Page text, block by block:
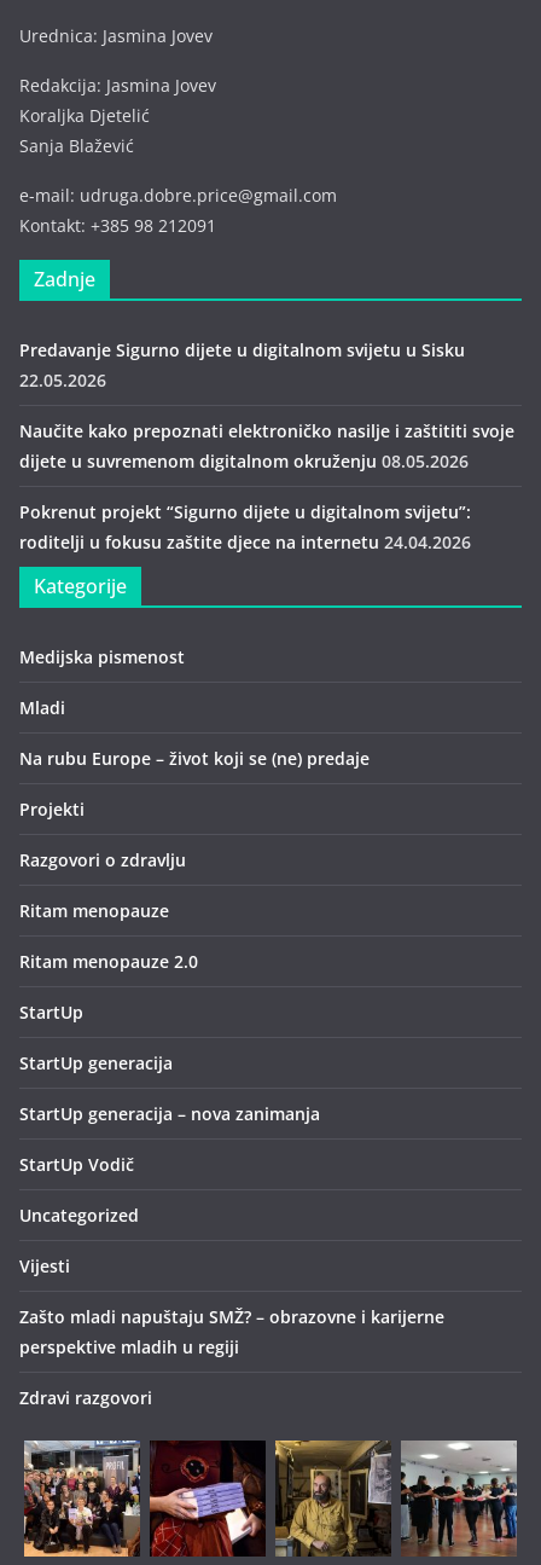
Urednica: Jasmina Jovev
Redakcija: Jasmina Jovev
Koraljka Djetelić
Sanja Blažević
e-mail: udruga.dobre.price@gmail.com
Kontakt: +385 98 212091
Zadnje
Predavanje Sigurno dijete u digitalnom svijetu u Sisku
22.05.2026
Naučite kako prepoznati elektroničko nasilje i zaštititi svoje
dijete u suvremenom digitalnom okruženju 08.05.2026
Pokrenut projekt “Sigurno dijete u digitalnom svijetu”:
roditelji u fokusu zaštite djece na internetu 24.04.2026
Kategorije
Medijska pismenost
Mladi
Na rubu Europe – život koji se (ne) predaje
Projekti
Razgovori o zdravlju
Ritam menopauze
Ritam menopauze 2.0
StartUp
StartUp generacija
StartUp generacija – nova zanimanja
StartUp Vodič
Uncategorized
Vijesti
Zašto mladi napuštaju SMŽ? – obrazovne i karijerne
perspektive mladih u regiji
Zdravi razgovori